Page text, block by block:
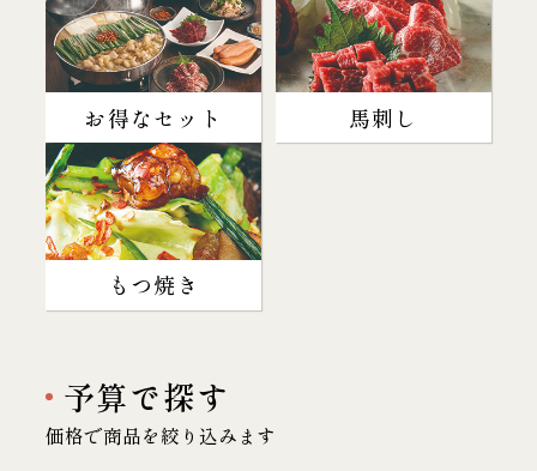
お得なセット 馬刺し
もつ焼き
予算で探す
価格で商品を絞り込みます